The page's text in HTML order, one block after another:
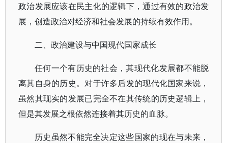
政治发展应该在民主化的逻辑下，通过有效的政治发
展，创造政治对经济和社会发展的持续有效作用。
二、政治建设与中国现代国家成长
任何一个有历史的社会，其现代化发展都不能脱
离其自身的历史。对于许多后发的现代化国家来说，
虽然其现实的发展已完全不在其传统的历史逻辑上，
但是其发展之根依然连接着其历史的血脉。
历史虽然不能完全决定这些国家的现在与未来，